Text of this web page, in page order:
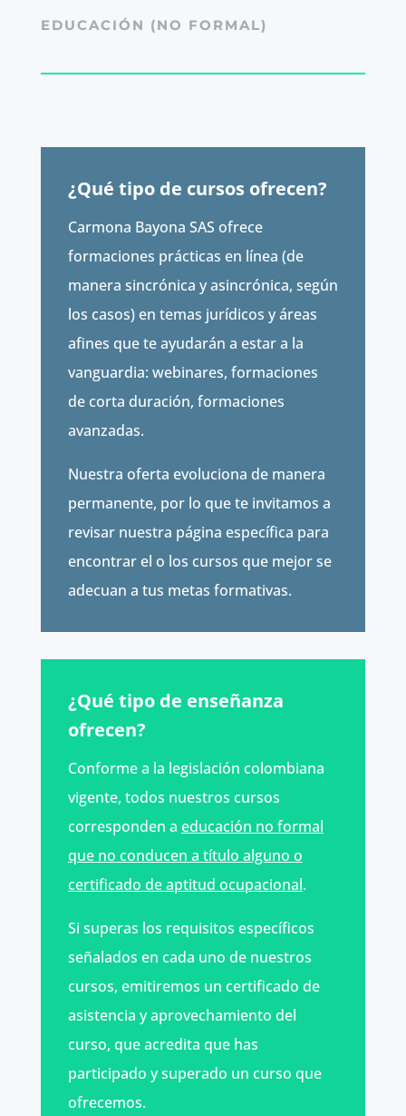
EDUCACIÓN (NO FORMAL)
¿Qué tipo de cursos ofrecen?
Carmona Bayona SAS ofrece
formaciones prácticas en línea (de
manera sincrónica y asincrónica, según
los casos) en temas jurídicos y áreas
afines que te ayudarán a estar a la
vanguardia: webinares, formaciones
de corta duración, formaciones
avanzadas.
Nuestra oferta evoluciona de manera
permanente, por lo que te invitamos a
revisar nuestra página específica para
encontrar el o los cursos que mejor se
adecuan a tus metas formativas.
¿Qué tipo de enseñanza
ofrecen?
Conforme a la legislación colombiana
vigente, todos nuestros cursos
corresponden a educación no formal
que no conducen a título alguno o
certificado de aptitud ocupacional.
Si superas los requisitos específicos
señalados en cada uno de nuestros
cursos, emitiremos un certificado de
asistencia y aprovechamiento del
curso, que acredita que has
participado y superado un curso que
ofrecemos.